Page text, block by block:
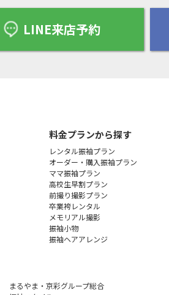
LINE来店予約
料金プランから探す
レンタル振袖プラン
オーダー・購入振袖プラン
ママ振袖プラン
高校生早割プラン
前撮り撮影プラン
卒業袴レンタル
メモリアル撮影
振袖小物
振袖ヘアアレンジ
まるやま・京彩グループ総合